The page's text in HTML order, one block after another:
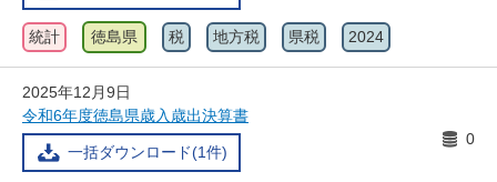
統計 徳島県 税 地方税 県税 2024
2025年12月9日
令和6年度徳島県歳入歳出決算書
一括ダウンロード(1件)
0